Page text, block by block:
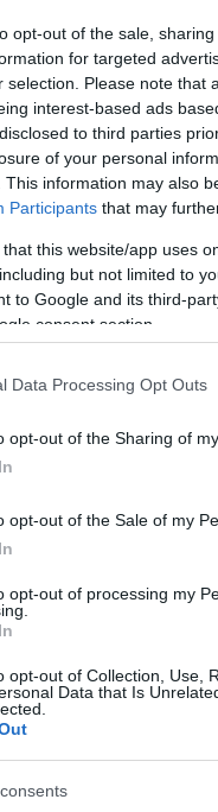
opt-out of the sale,
for targeted
selection. Please note that
interest-based ads
to third parties
of your personal
This information may also
Participants that may
that this website/app uses
but not limited to
to Google and its third-
consent section.
Data Processing Opt Outs
opt-out of the Sharing of
opt-out of the Sale of my
opt-out of processing my
opt-out of Collection, Use,
Data that Is
Χαλ, επικεφαλής
νομικοί
στην
ότι κάποια έχουν